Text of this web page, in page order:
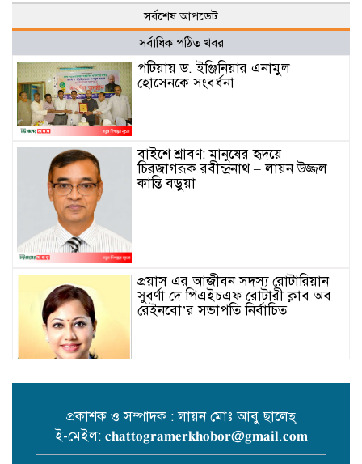
সর্বশেষ আপডেট
সর্বাধিক পঠিত খবর
পটিয়ায় ড. ইঞ্জিনিয়ার এনামুল
হোসেনকে সংবর্ধনা
বাইশে শ্রাবণ: মানুষের হৃদয়ে
চিরজাগরূক রবীন্দ্রনাথ – লায়ন উজ্জল
কান্তি বড়ুয়া
প্রয়াস এর আজীবন সদস্য রোটারিয়ান
সুবর্ণা দে পিএইচএফ রোটারী ক্লাব অব
রেইনবো’র সভাপতি নির্বাচিত
তোমার গানে জাগবে জুলাই’
প্রকাশক ও সম্পাদক : লায়ন মোঃ আবু ছালেহ্
ই-মেইল: 𝐜𝐡𝐚𝐭𝐭𝐨𝐠𝐫𝐚𝐦𝐞𝐫𝐤𝐡𝐨𝐛𝐨𝐫@𝐠𝐦𝐚𝐢𝐥.𝐜𝐨𝐦